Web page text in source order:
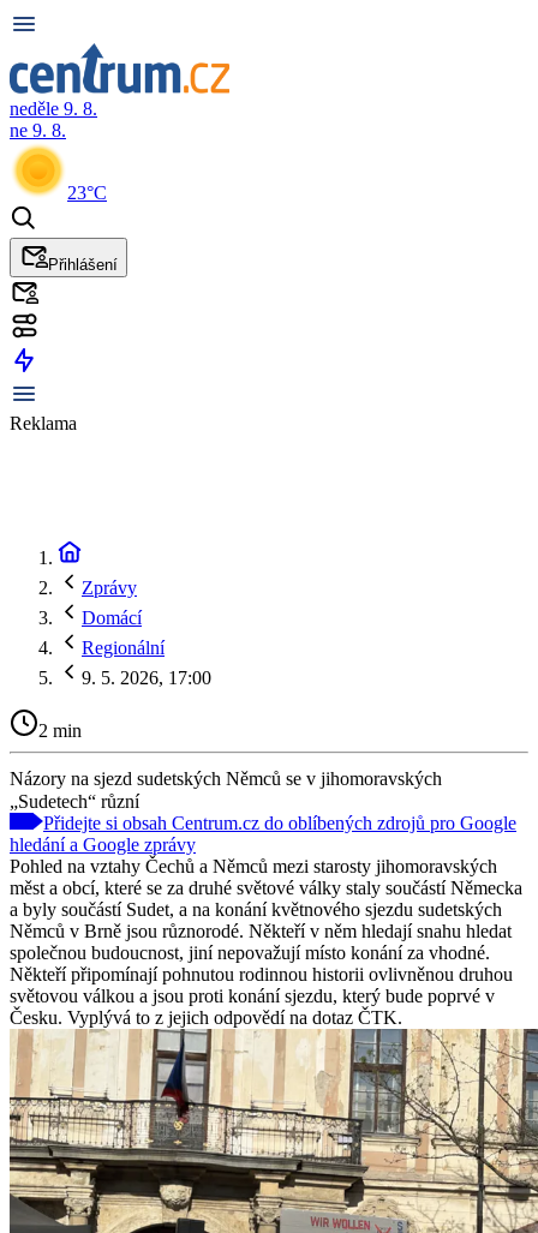
neděle 9. 8.
ne 9. 8.
23°C
Přihlášení
Reklama
Zprávy
Domácí
Regionální
9. 5. 2026, 17:00
2 min
Názory na sjezd sudetských Němců se v jihomoravských
„Sudetech“ různí
Přidejte si obsah Centrum.cz do oblíbených zdrojů pro Google
hledání a Google zprávy
Pohled na vztahy Čechů a Němců mezi starosty jihomoravských
měst a obcí, které se za druhé světové války staly součástí Německa
a byly součástí Sudet, a na konání květnového sjezdu sudetských
Němců v Brně jsou různorodé. Někteří v něm hledají snahu hledat
společnou budoucnost, jiní nepovažují místo konání za vhodné.
Někteří připomínají pohnutou rodinnou historii ovlivněnou druhou
světovou válkou a jsou proti konání sjezdu, který bude poprvé v
Česku. Vyplývá to z jejich odpovědí na dotaz ČTK.